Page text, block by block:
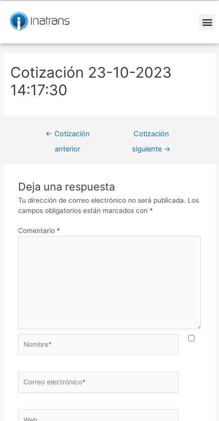
contenido
Cotización 23-10-2023
14:17:30
de
entradas
← Cotización
anterior
Cotización
siguiente →
Deja una respuesta
Tu dirección de correo electrónico no será publicada. Los
campos obligatorios están marcados con *
Comentario *
electrónico*